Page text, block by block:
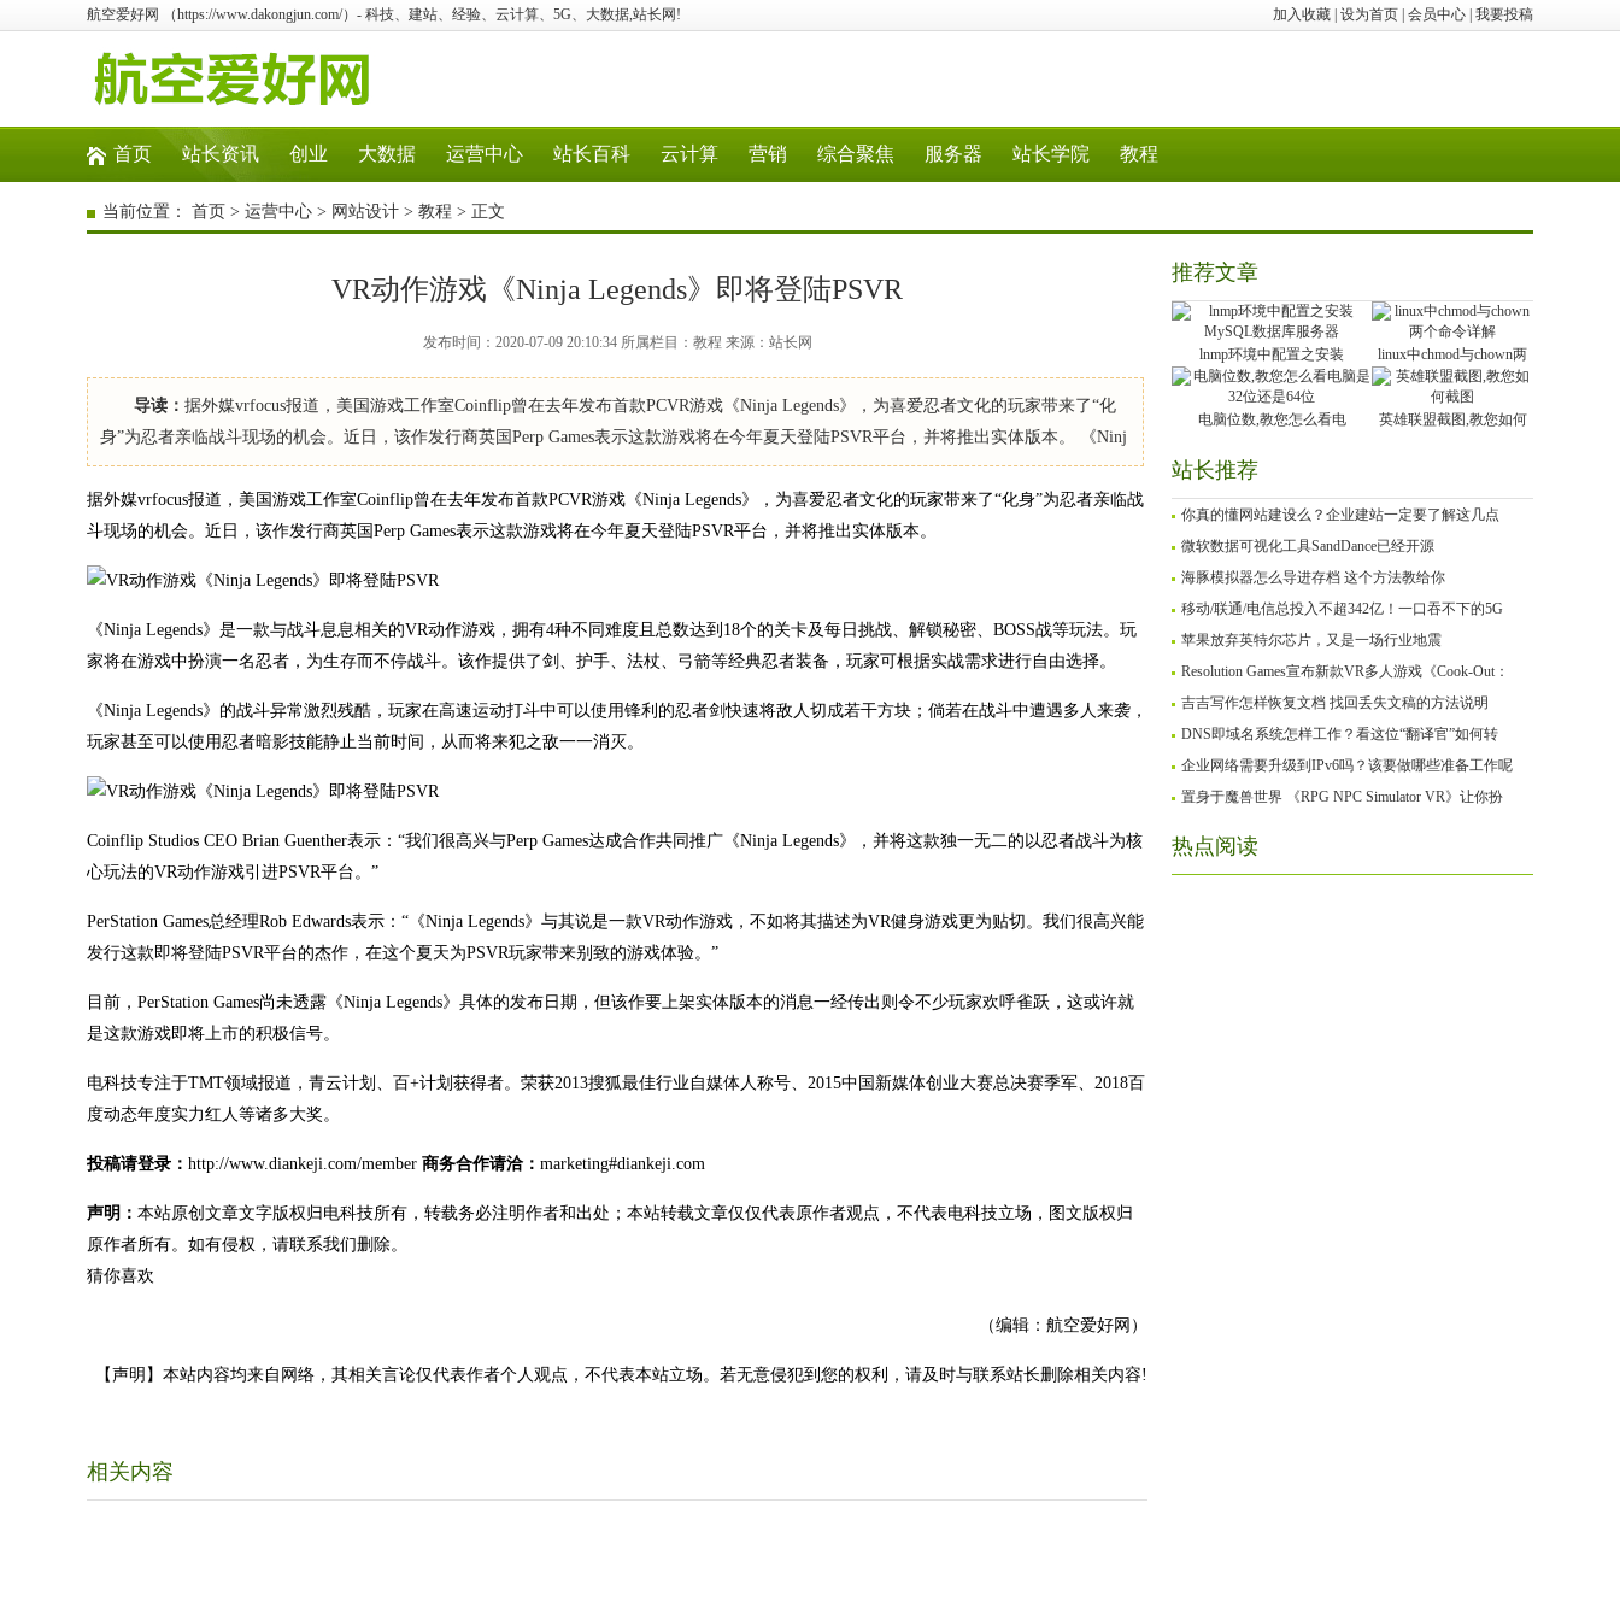
加入收藏 设为首页 会员中心 我要投稿
航空爱好网 （https://www.dakongjun.com/）- 科技、建站、经验、云计算、5G、大数据,站长网!
首页 站长资讯 创业 大数据 运营中心 站长百科 云计算 营销 综合聚焦 服务器 站长学院 教程
当前位置： 首页 > 运营中心 > 网站设计 > 教程 > 正文
VR动作游戏《Ninja Legends》即将登陆PSVR
发布时间：2020-07-09 20:10:34 所属栏目：教程 来源：站长网
导读： 据外媒vrfocus报道，美国游戏工作室Coinflip曾在去年发布首款PCVR游戏《Ninja Legends》，为喜爱忍者文化的玩家带来了“化
身”为忍者亲临战斗现场的机会。近日，该作发行商英国Perp Games表示这款游戏将在今年夏天登陆PSVR平台，并将推出实体版本。 《Ninj
据外媒vrfocus报道，美国游戏工作室Coinflip曾在去年发布首款PCVR游戏《Ninja Legends》，为喜爱忍者文化的玩家带来了“化身”为忍者亲临战
斗现场的机会。近日，该作发行商英国Perp Games表示这款游戏将在今年夏天登陆PSVR平台，并将推出实体版本。
《Ninja Legends》是一款与战斗息息相关的VR动作游戏，拥有4种不同难度且总数达到18个的关卡及每日挑战、解锁秘密、BOSS战等玩法。玩
家将在游戏中扮演一名忍者，为生存而不停战斗。该作提供了剑、护手、法杖、弓箭等经典忍者装备，玩家可根据实战需求进行自由选择。
《Ninja Legends》的战斗异常激烈残酷，玩家在高速运动打斗中可以使用锋利的忍者剑快速将敌人切成若干方块；倘若在战斗中遭遇多人来袭，
玩家甚至可以使用忍者暗影技能静止当前时间，从而将来犯之敌一一消灭。
Coinflip Studios CEO Brian Guenther表示：“我们很高兴与Perp Games达成合作共同推广《Ninja Legends》，并将这款独一无二的以忍者战斗为核
心玩法的VR动作游戏引进PSVR平台。”
PerStation Games总经理Rob Edwards表示：“《Ninja Legends》与其说是一款VR动作游戏，不如将其描述为VR健身游戏更为贴切。我们很高兴能
发行这款即将登陆PSVR平台的杰作，在这个夏天为PSVR玩家带来别致的游戏体验。”
目前，PerStation Games尚未透露《Ninja Legends》具体的发布日期，但该作要上架实体版本的消息一经传出则令不少玩家欢呼雀跃，这或许就
是这款游戏即将上市的积极信号。
电科技专注于TMT领域报道，青云计划、百+计划获得者。荣获2013搜狐最佳行业自媒体人称号、2015中国新媒体创业大赛总决赛季军、2018百
度动态年度实力红人等诸多大奖。
投稿请登录： http://www.diankeji.com/member 商务合作请洽： marketing#diankeji.com
声明： 本站原创文章文字版权归电科技所有，转载务必注明作者和出处；本站转载文章仅仅代表原作者观点，不代表电科技立场，图文版权归
原作者所有。如有侵权，请联系我们删除。
猜你喜欢
（编辑：航空爱好网）
【声明】本站内容均来自网络，其相关言论仅代表作者个人观点，不代表本站立场。若无意侵犯到您的权利，请及时与联系站长删除相关内容!
相关内容
推荐文章
lnmp环境中配置之安装 linux中chmod与chown两
电脑位数,教您怎么看电 英雄联盟截图,教您如何
站长推荐
你真的懂网站建设么？企业建站一定要了解这几点
微软数据可视化工具SandDance已经开源
海豚模拟器怎么导进存档 这个方法教给你
移动/联通/电信总投入不超342亿！一口吞不下的5G
苹果放弃英特尔芯片，又是一场行业地震
Resolution Games宣布新款VR多人游戏《Cook-Out：
吉吉写作怎样恢复文档 找回丢失文稿的方法说明
DNS即域名系统怎样工作？看这位“翻译官”如何转
企业网络需要升级到IPv6吗？该要做哪些准备工作呢
置身于魔兽世界 《RPG NPC Simulator VR》让你扮
热点阅读